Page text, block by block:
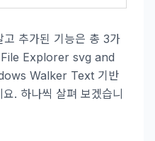
고 추가된 기능은 총 3가
Explorer svg and
Walker Text 기반
. 하나씩 살펴 보겠습니